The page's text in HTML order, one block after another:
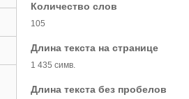
Количество слов
105
Длина текста на странице
1 435 симв.
Длина текста без пробелов